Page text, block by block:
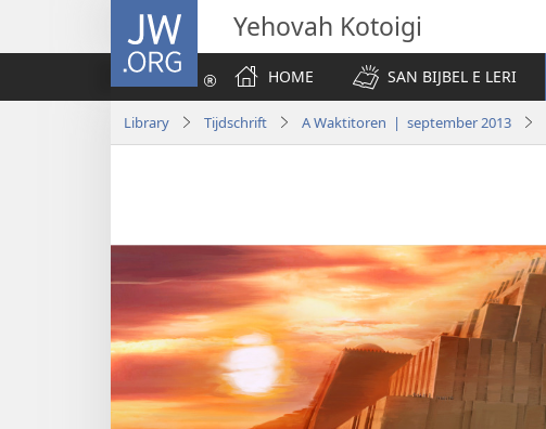
JW.ORG Yehovah Kotoigi
HOME
SAN BIJBEL E LERI
Library Tijdschrift A Waktitoren | september 2013